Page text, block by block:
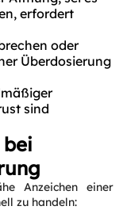
erfordert
oder
Überdosierung
sind
Anzeichen einer
zu handeln: